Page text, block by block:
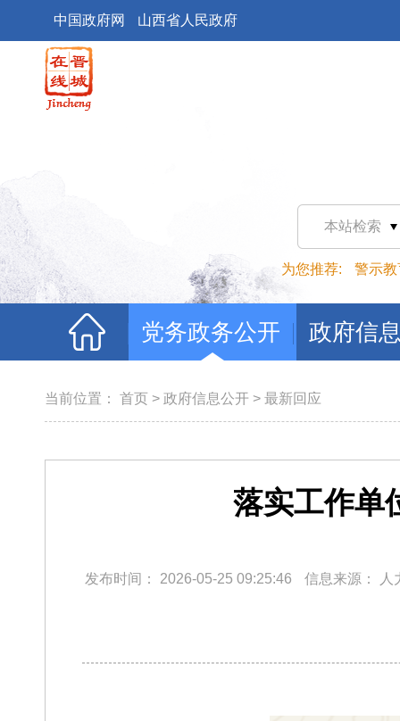
中国政府网 山西省人民政府
本站检索
为您推荐: 警示教
党务政务公开 政府信
当前位置： 首页 > 政府信息公开 > 最新回应
落实工作单
发布时间： 2026-05-25 09:25:46 信息来源： 人